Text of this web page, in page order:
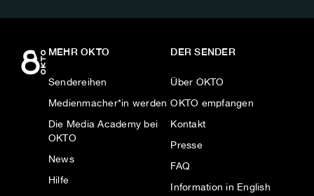
MEHR OKTO
Sendereihen
Medienmacher*in werden
Die Media Academy bei
OKTO
News
Hilfe
DER SENDER
Über OKTO
OKTO empfangen
Kontakt
Presse
FAQ
Information in English